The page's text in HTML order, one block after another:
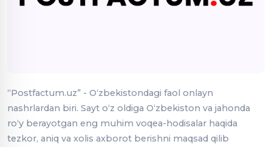
“Postfactum.uz” - Oʻzbekistondagi faol onlayn
nashrlardan biri. Sayt oʻz oldiga Oʻzbekiston va jahonda
roʻy berayotgan eng muhim voqea-hodisalar haqida
tezkor, aniq va xolis axborot berishni maqsad qilib